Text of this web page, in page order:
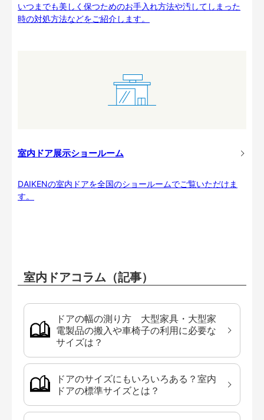
いつまでも美しく保つためのお手入れ方法や汚してしまった
時の対処方法などをご紹介します。
室内ドア展示ショールーム
DAIKENの室内ドアを全国のショールームでご覧いただけま
す。
室内ドアコラム（記事）
ドアの幅の測り方 大型家具・大型家
電製品の搬入や車椅子の利用に必要な
サイズは？
ドアのサイズにもいろいろある？室内
ドアの標準サイズとは？